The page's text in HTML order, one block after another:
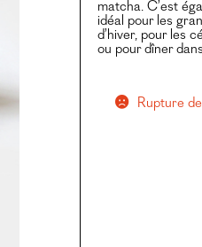
matcha. C’est
idéal pour les
d’hiver, pour les
ou pour dîner
Rupture